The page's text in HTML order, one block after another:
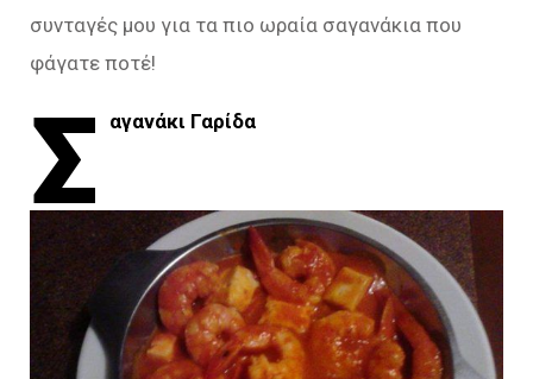
συνταγές μου για τα πιο ωραία σαγανάκια που
φάγατε ποτέ!
Σ αγανάκι Γαρίδα